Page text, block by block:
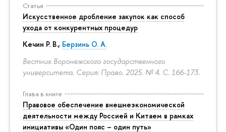
Статья
Искусственное дробление закупок как способ
ухода от конкурентных процедур
Кечин Р. В., Берзинь О. А.
Вестник Воронежского государственного
университета. Серия: Право. 2025. № 4. С. 166-173.
Глава в книге
Правовое обеспечение внешнеэкономической
деятельности между Россией и Китаем в рамках
инициативы «Один пояс – один путь»